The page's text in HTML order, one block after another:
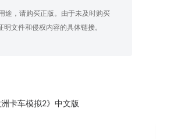
途，请购买正版。由于未及时购买
文件和侵权内容的具体链接。
洲卡车模拟2》中文版